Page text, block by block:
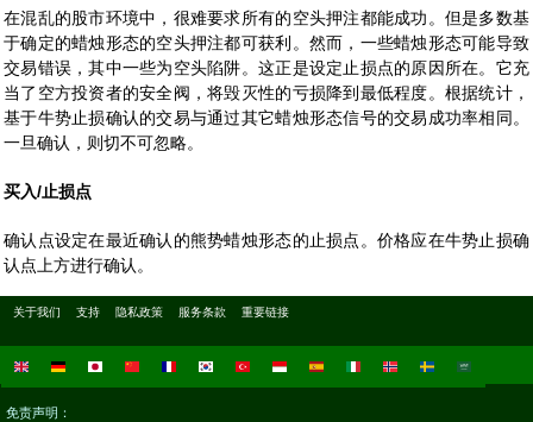
在混乱的股市环境中，很难要求所有的空头押注都能成功。但是多数基
于确定的蜡烛形态的空头押注都可获利。然而，一些蜡烛形态可能导致
交易错误，其中一些为空头陷阱。这正是设定止损点的原因所在。它充
当了空方投资者的安全阀，将毁灭性的亏损降到最低程度。根据统计，
基于牛势止损确认的交易与通过其它蜡烛形态信号的交易成功率相同。
一旦确认，则切不可忽略。
买入/止损点
确认点设定在最近确认的熊势蜡烛形态的止损点。价格应在牛势止损确
认点上方进行确认。
关于我们 支持 隐私政策 服务条款 重要链接
免责声明：